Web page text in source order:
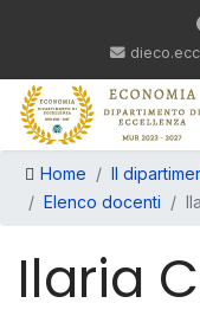
Home Il
Elenco docenti
Ilaria